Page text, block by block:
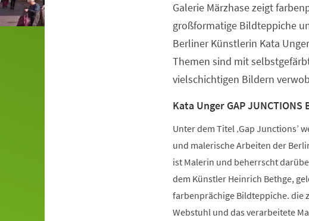
Galerie Märzhase zeigt
großformatige Bildteppiche
Berliner Künstlerin Kata
Themen sind mit
vielschichtigen Bildern
Kata Unger GAP JUNCTIONS
Unter dem Titel ‚Gap Junctions’
und malerische Arbeiten der
ist Malerin und beherrscht
dem Künstler Heinrich Bethge,
farbenprächige Bildteppiche. die
Webstuhl und das verarbeitete